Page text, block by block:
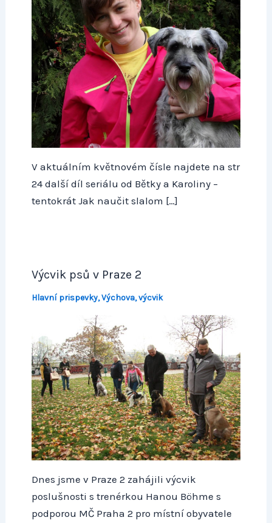
V aktuálním květnovém čísle najdete na str
24 další díl seriálu od Bětky a Karoliny –
tentokrát Jak naučit slalom […]
Výcvik psů v Praze 2
Hlavní prispevky,Výchova, výcvik
Dnes jsme v Praze 2 zahájili výcvik
poslušnosti s trenérkou Hanou Böhme s
podporou MČ Praha 2 pro místní obyvatele